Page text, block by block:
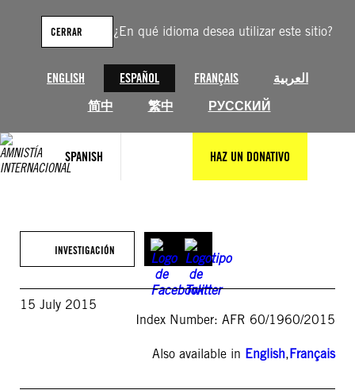
¿En qué idioma desea utilizar este sitio?
ENGLISH ESPAÑOL FRANÇAIS
العربية
简中
繁中 РУССКИЙ
CERRAR
SPANISH HAZ UN DONATIVO
contenido
INVESTIGACIÓN
15 July 2015
Index Number: AFR 60/1960/2015
Also available in English,Français